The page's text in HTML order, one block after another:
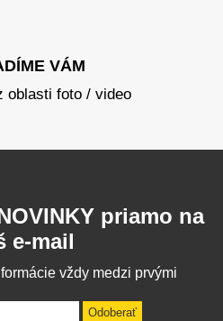
VÁM
oblasti foto / video
priamo na
e-mail
vždy medzi prvými
Odoberať